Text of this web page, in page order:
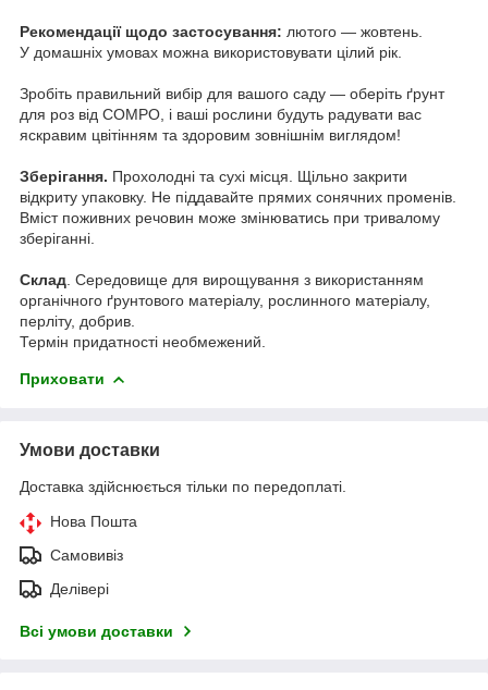
Рекомендації щодо застосування: лютого — жовтень.
У домашніх умовах можна використовувати цілий рік.
Зробіть правильний вибір для вашого саду — оберіть ґрунт
для роз від COMPO, і ваші рослини будуть радувати вас
яскравим цвітінням та здоровим зовнішнім виглядом!
Зберігання. Прохолодні та сухі місця. Щільно закрити
відкриту упаковку. Не піддавайте прямих сонячних променів.
Вміст поживних речовин може змінюватись при тривалому
зберіганні.
Склад . Середовище для вирощування з використанням
органічного ґрунтового матеріалу, рослинного матеріалу,
перліту, добрив.
Термін придатності необмежений.
Приховати
Умови доставки
Доставка здійснюється тільки по передоплаті.
Нова Пошта
Самовивіз
Делівері
Всі умови доставки